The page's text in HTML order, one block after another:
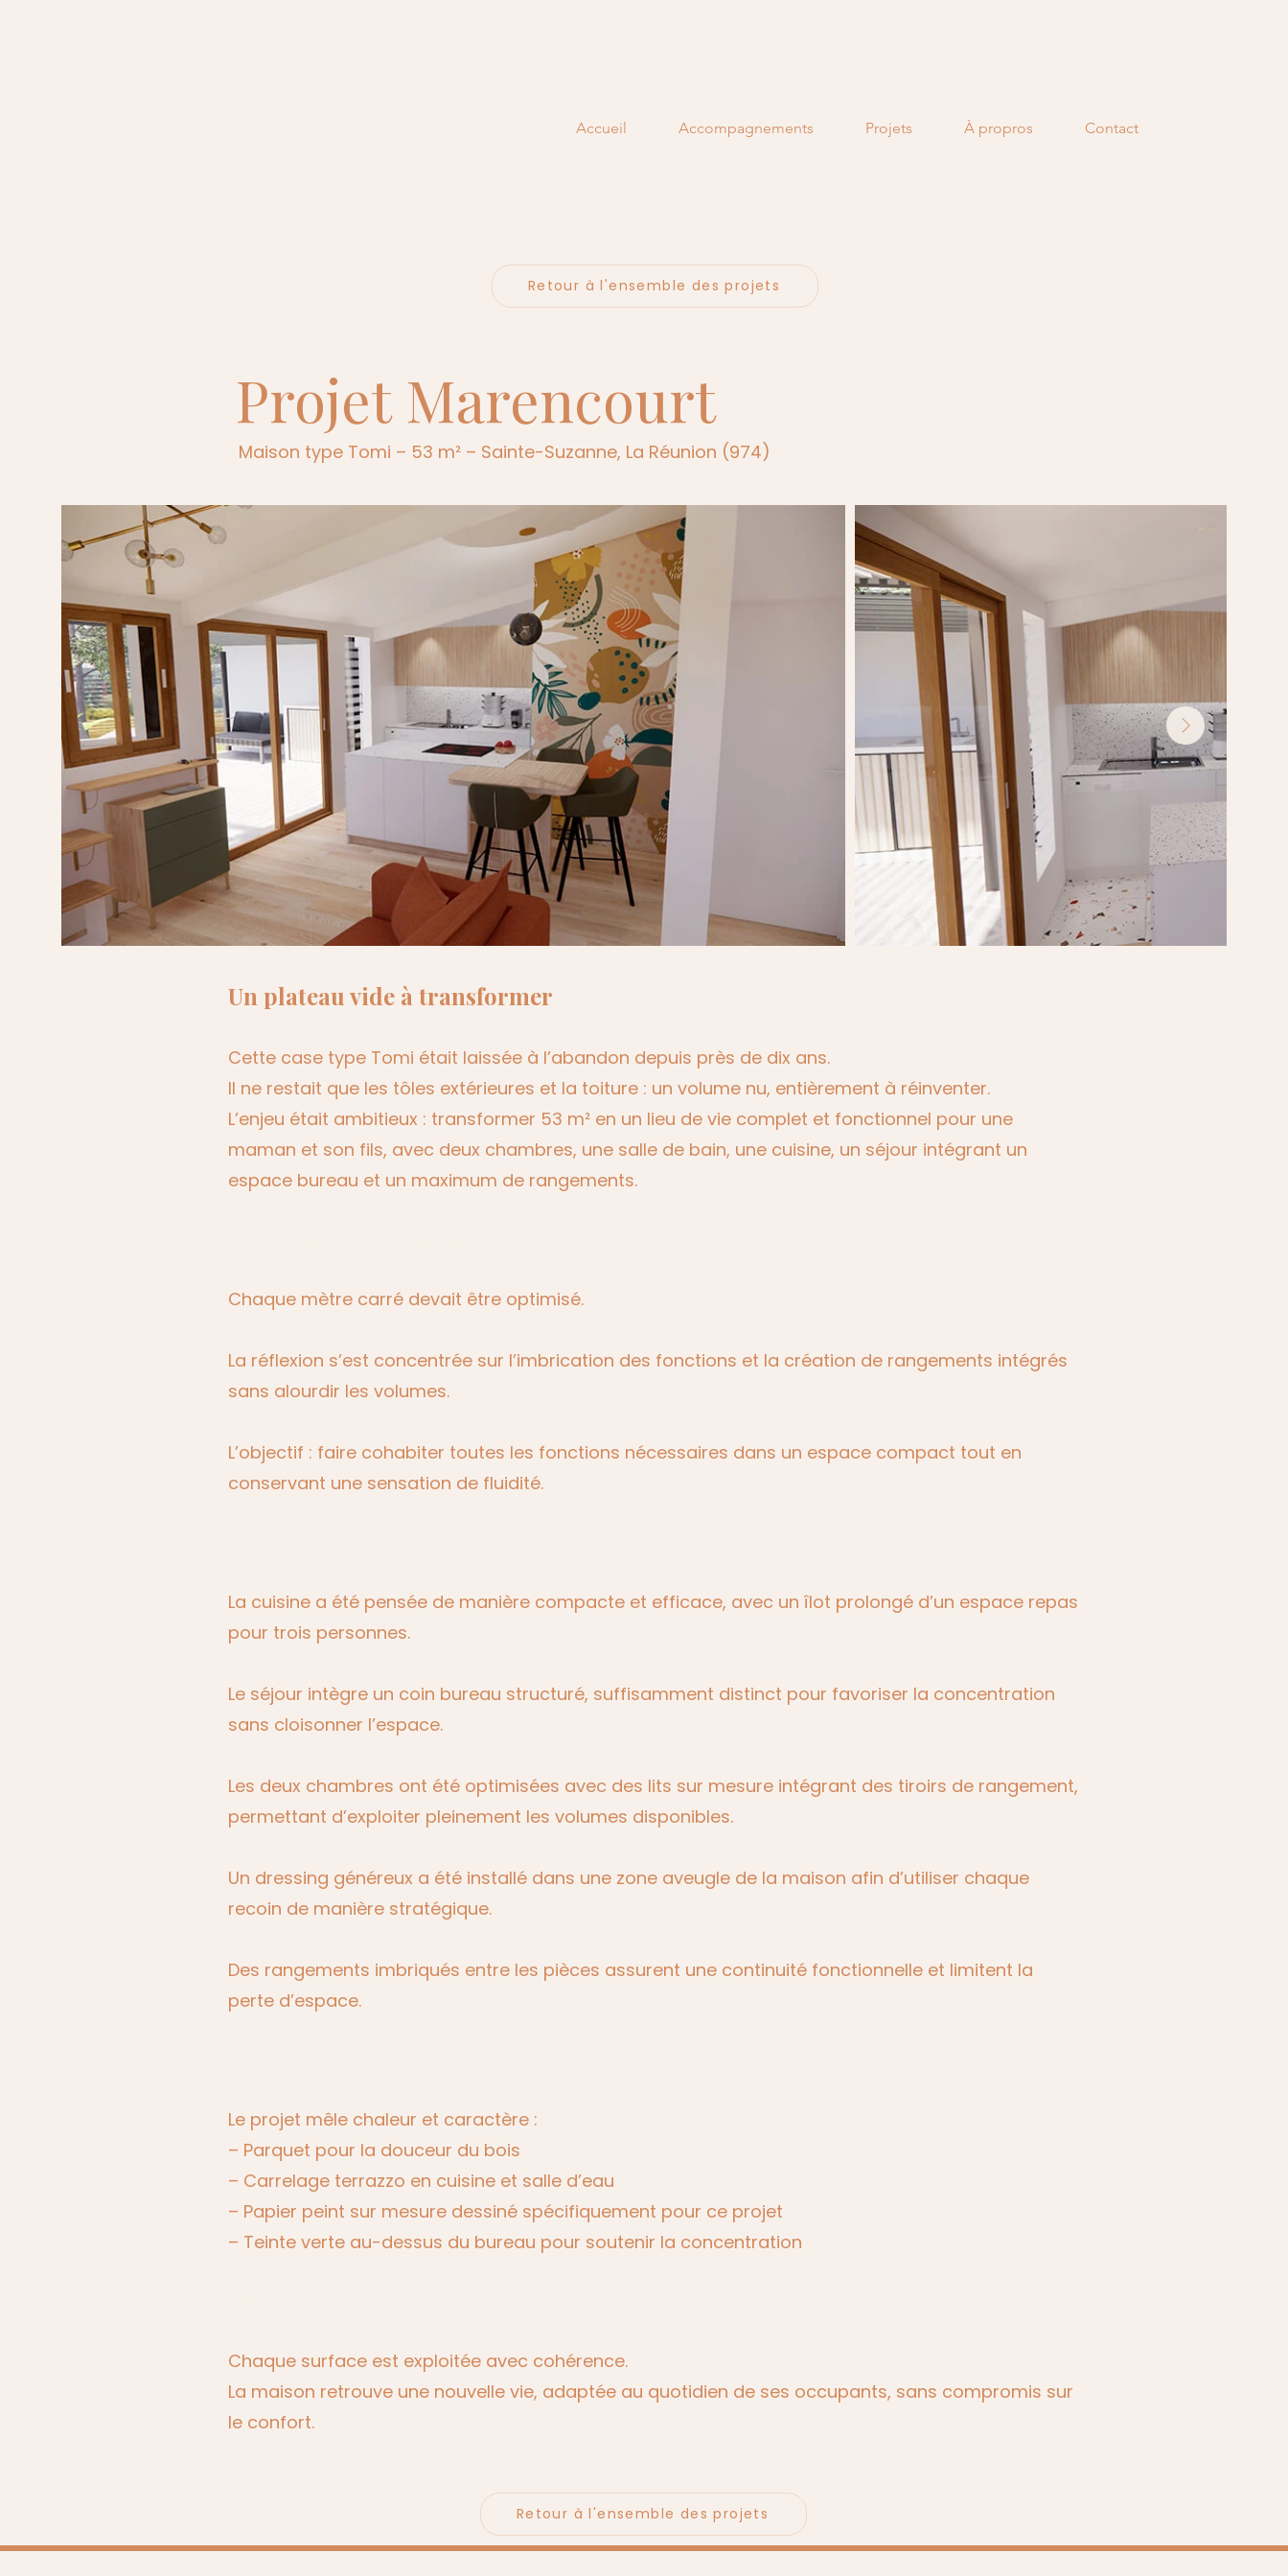
Accueil Accompagnements Projets À propros Contact
Projet Marencourt
Retour à l'ensemble des projets
Maison type Tomi – 53 m² – Sainte-Suzanne, La Réunion (974)
Un plateau vide à transformer
Cette case type Tomi était laissée à l’abandon depuis près de dix ans.
Il ne restait que les tôles extérieures et la toiture : un volume nu, entièrement à réinventer.
L’enjeu était ambitieux : transformer 53 m² en un lieu de vie complet et fonctionnel pour une
maman et son fils, avec deux chambres, une salle de bain, une cuisine, un séjour intégrant un
espace bureau et un maximum de rangements.
Chaque mètre carré devait être optimisé.
La réflexion s’est concentrée sur l’imbrication des fonctions et la création de rangements intégrés
sans alourdir les volumes.
L’objectif : faire cohabiter toutes les fonctions nécessaires dans un espace compact tout en
conservant une sensation de fluidité.
La cuisine a été pensée de manière compacte et efficace, avec un îlot prolongé d’un espace repas
pour trois personnes.
Le séjour intègre un coin bureau structuré, suffisamment distinct pour favoriser la concentration
sans cloisonner l’espace.
Les deux chambres ont été optimisées avec des lits sur mesure intégrant des tiroirs de rangement,
permettant d’exploiter pleinement les volumes disponibles.
Un dressing généreux a été installé dans une zone aveugle de la maison afin d’utiliser chaque
recoin de manière stratégique.
Des rangements imbriqués entre les pièces assurent une continuité fonctionnelle et limitent la
perte d’espace.
Le projet mêle chaleur et caractère :
– Parquet pour la douceur du bois
– Carrelage terrazzo en cuisine et salle d’eau
– Papier peint sur mesure dessiné spécifiquement pour ce projet
– Teinte verte au-dessus du bureau pour soutenir la concentration
Chaque surface est exploitée avec cohérence.
La maison retrouve une nouvelle vie, adaptée au quotidien de ses occupants, sans compromis sur
le confort.
Retour à l'ensemble des projets